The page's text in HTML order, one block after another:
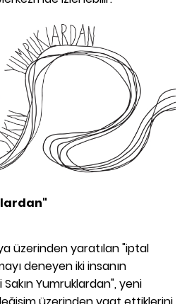
üzerinden yaratılan "iptal
deneyen iki insanın
Yumruklardan", yeni